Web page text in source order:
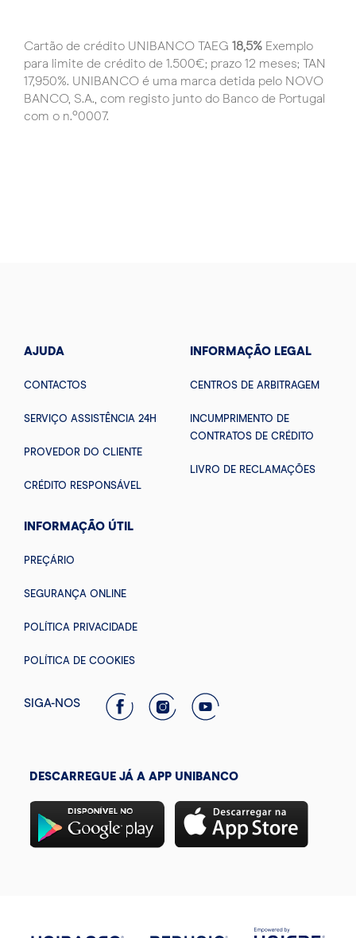
Cartão de crédito UNIBANCO TAEG 18,5% Exemplo
para limite de crédito de 1.500€; prazo 12 meses; TAN
17,950%. UNIBANCO é uma marca detida pelo NOVO
BANCO, S.A., com registo junto do Banco de Portugal
com o n.º0007.
AJUDA
CONTACTOS
SERVIÇO ASSISTÊNCIA 24H
PROVEDOR DO CLIENTE
CRÉDITO RESPONSÁVEL
INFORMAÇÃO ÚTIL
PREÇÁRIO
SEGURANÇA ONLINE
POLÍTICA PRIVACIDADE
POLÍTICA DE COOKIES
INFORMAÇÃO LEGAL
CENTROS DE ARBITRAGEM
INCUMPRIMENTO DE
CONTRATOS DE CRÉDITO
LIVRO DE RECLAMAÇÕES
SIGA-NOS
DESCARREGUE JÁ A APP UNIBANCO